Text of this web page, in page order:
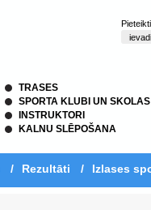
TRASES
SPORTA KLUBI UN SKOLAS
INSTRUKTORI
KALNU SLĒPOŠANA
/ Rezultāti / Izlases